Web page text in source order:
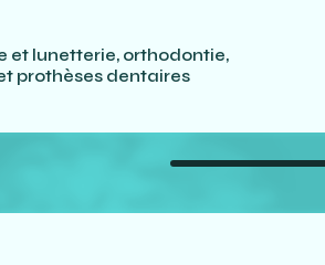
et lunetterie, orthodontie,
prothèses dentaires